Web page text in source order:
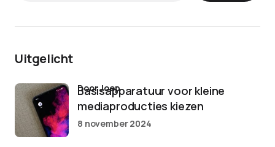
Uitgelicht
Basisapparatuur voor kleine
mediaproducties kiezen
door Joep
8 november 2024